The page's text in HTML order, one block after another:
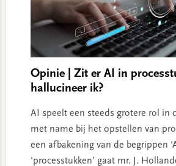
Opinie | Zit er AI in
hallucineer ik?
AI speelt een steeds grotere rol in
met name bij het opstellen van
een afbakening van de begrippen
‘processtukken’ gaat mr. J.